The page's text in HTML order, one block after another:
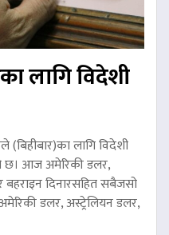
लागि विदेशी
(बिहीबार)का लागि विदेशी
छ। आज अमेरिकी डलर,
बहराइन दिनारसहित सबैजसो
डलर, अस्ट्रेलियन डलर,